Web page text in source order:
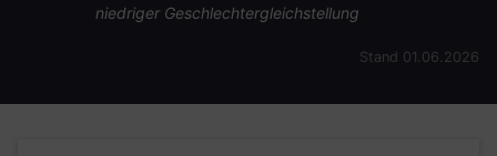
niedriger Geschlechtergleichstellung
Stand 01.06.2026